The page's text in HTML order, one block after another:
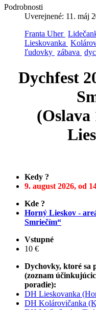
Podrobnosti
Uverejnené: 11. máj
Franta Uher
Lieskovanka
ľudovky zábava
Dychfest
(Oslava
Kedy ?
9. august 2026, od
Kde ?
Horný Lieskov -
Smriečím“
Vstupné
10 €
Dychovky, ktoré sa
(zoznam
poradie):
DH Lieskovanka
DH Kolárovičanka